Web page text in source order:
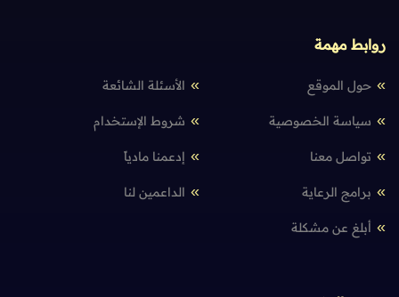
روابط مهمة
حول الموقع الأسئلة الشائعة
سياسة الخصوصية شروط الإستخدام
تواصل معنا إدعمنا مادياً
برامج الرعاية الداعمين لنا
أبلغ عن مشكلة